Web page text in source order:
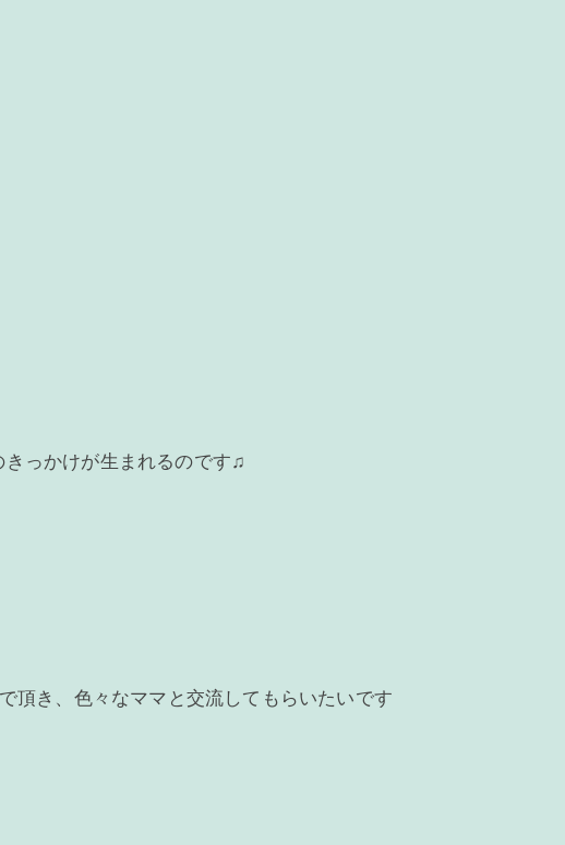
っかけが生まれるのです♫
頂き、色々なママと交流してもらいたいです